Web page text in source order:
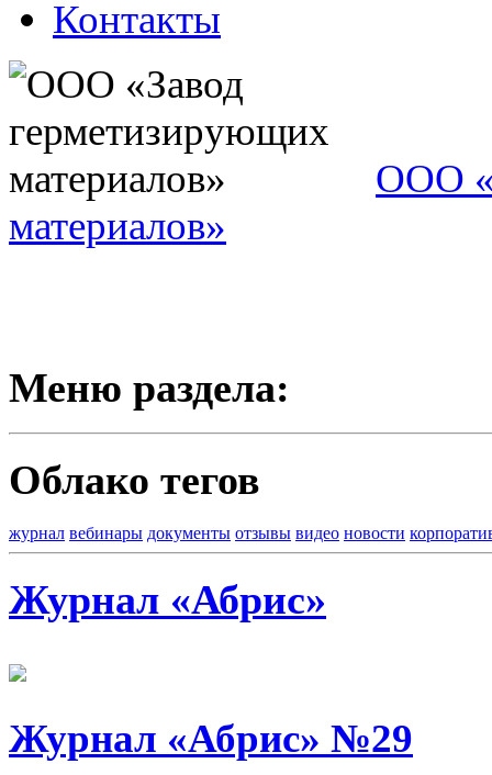
Контакты
ООО
материалов»
Меню раздела:
Облако тегов
журнал вебинары документы отзывы видео новости
Журнал «Абрис»
Журнал «Абрис» №29